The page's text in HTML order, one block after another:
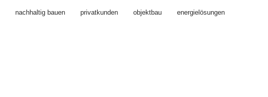
nachhaltig bauen privatkunden objektbau
energielösungen